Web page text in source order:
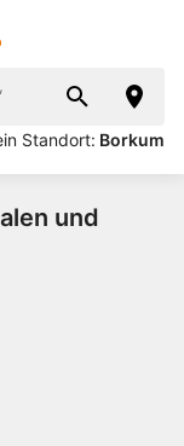
Standort: Borkum
und